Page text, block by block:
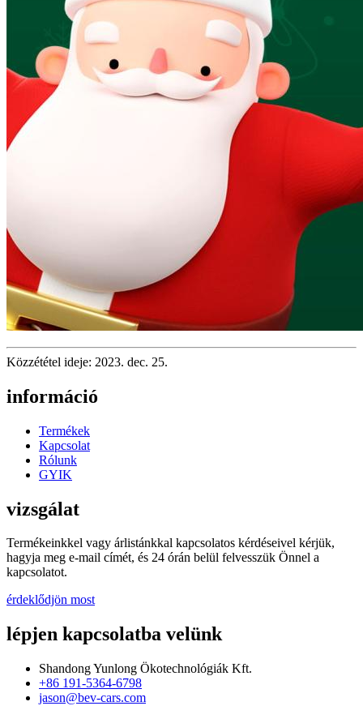
Közzététel ideje: 2023. dec. 25.
információ
Termékek
Kapcsolat
Rólunk
GYIK
vizsgálat
Termékeinkkel vagy árlistánkkal kapcsolatos kérdéseivel kérjük,
hagyja meg e-mail címét, és 24 órán belül felvesszük Önnel a
kapcsolatot.
érdeklődjön most
lépjen kapcsolatba velünk
Shandong Yunlong Ökotechnológiák Kft.
+86 191-5364-6798
jason@bev-cars.com